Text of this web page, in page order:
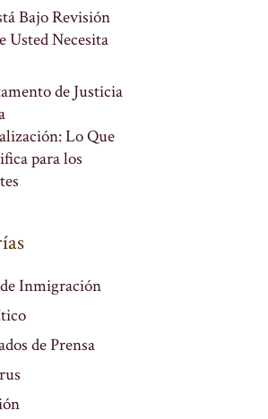
Bajo Revisión
Necesita
de Justicia
Lo Que
para los
Inmigración
de Prensa